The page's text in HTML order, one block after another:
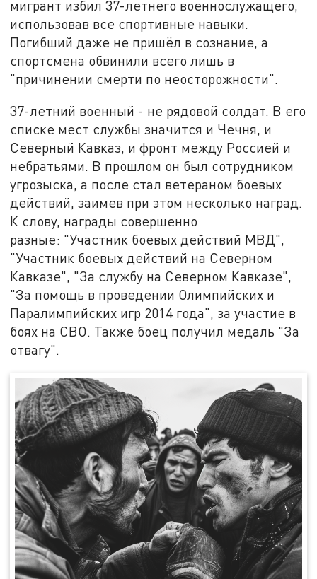
мигрант избил 37-летнего военнослужащего,
использовав все спортивные навыки.
Погибший даже не пришёл в сознание, а
спортсмена обвинили всего лишь в
"причинении смерти по неосторожности".
37-летний военный - не рядовой солдат. В его
списке мест службы значится и Чечня, и
Северный Кавказ, и фронт между Россией и
небратьями. В прошлом он был сотрудником
угрозыска, а после стал ветераном боевых
действий, заимев при этом несколько наград.
К слову, награды совершенно
разные: "Участник боевых действий МВД",
"Участник боевых действий на Северном
Кавказе", "За службу на Северном Кавказе",
"За помощь в проведении Олимпийских и
Паралимпийских игр 2014 года", за участие в
боях на СВО. Также боец получил медаль "За
отвагу".